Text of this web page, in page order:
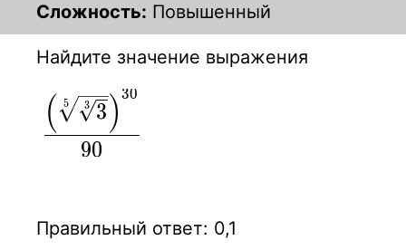
Сложность: Повышенный
Найдите значение выражения
\displaystyle
\frac {\left(
\sqrt [5]
} {90}
90
( 5 3 3) 30
Правильный ответ: 0,1